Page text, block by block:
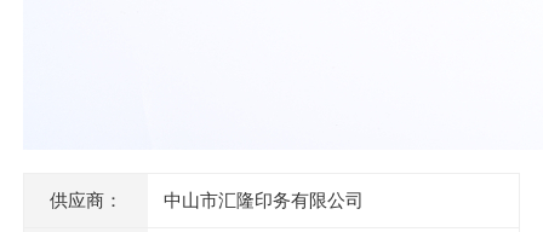
供应商： 中山市汇隆印务有限公司